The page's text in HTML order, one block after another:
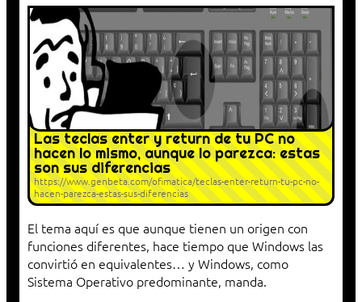
Las teclas enter y return de tu PC no
hacen lo mismo, aunque lo parezca: estas
son sus diferencias
https://www.genbeta.com/ofimatica/teclas-enter-return-tu-pc-no-
hacen-parezca-estas-sus-diferencias
El tema aquí es que aunque tienen un origen con
funciones diferentes, hace tiempo que Windows las
convirtió en equivalentes… y Windows, como
Sistema Operativo predominante, manda.